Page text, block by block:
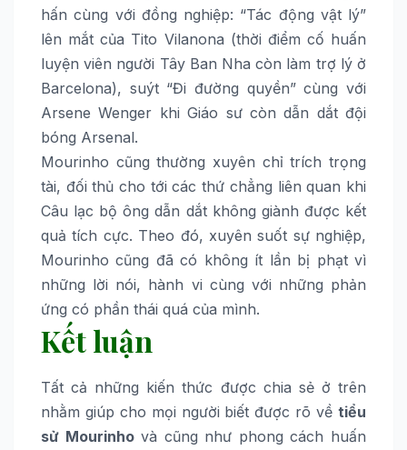
hấn cùng với đồng nghiệp: “Tác động vật lý”
lên mắt của Tito Vilanona (thời điểm cố huấn
luyện viên người Tây Ban Nha còn làm trợ lý ở
Barcelona), suýt “Đi đường quyền” cùng với
Arsene Wenger khi Giáo sư còn dẫn dắt đội
bóng Arsenal.
Mourinho cũng thường xuyên chỉ trích trọng
tài, đối thủ cho tới các thứ chẳng liên quan khi
Câu lạc bộ ông dẫn dắt không giành được kết
quả tích cực. Theo đó, xuyên suốt sự nghiệp,
Mourinho cũng đã có không ít lần bị phạt vì
những lời nói, hành vi cùng với những phản
ứng có phần thái quá của mình.
Kết luận
Tất cả những kiến thức được chia sẻ ở trên
nhằm giúp cho mọi người biết được rõ về tiểu
sử Mourinhovà cũng như phong cách huấn